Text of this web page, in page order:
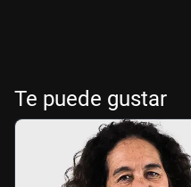
Te puede gustar